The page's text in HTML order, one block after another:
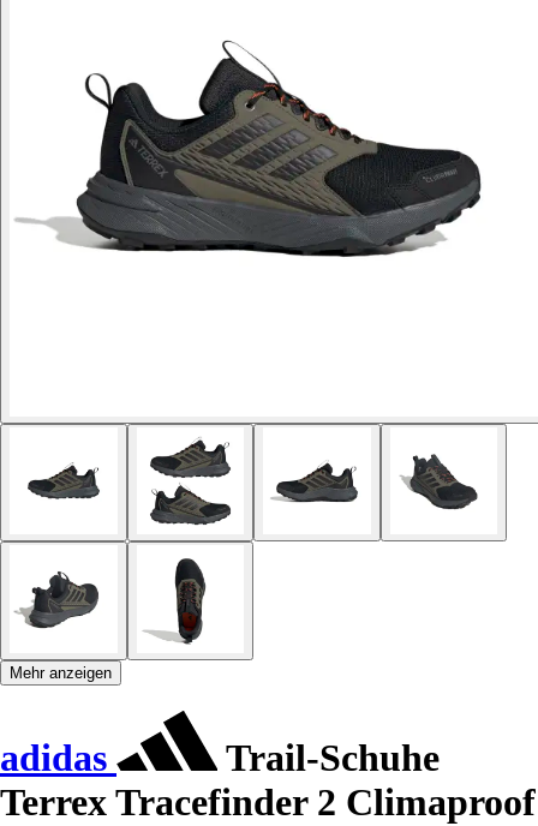
Mehr anzeigen
adidas
Trail-Schuhe
Terrex Tracefinder 2 Climaproof